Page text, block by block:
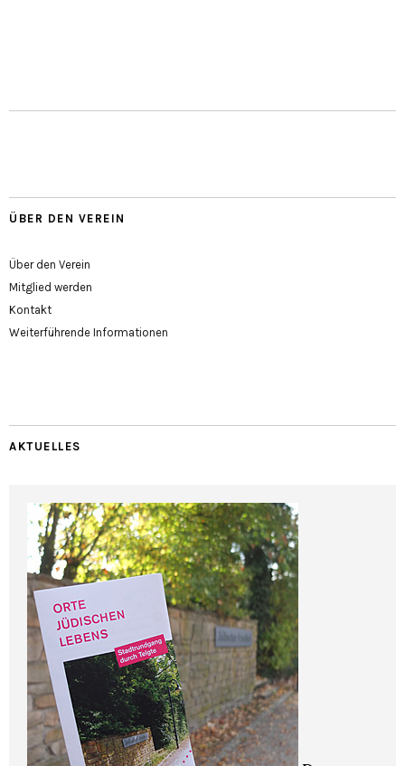
ÜBER DEN VEREIN
Über den Verein
Mitglied werden
Kontakt
Weiterführende Informationen
AKTUELLES